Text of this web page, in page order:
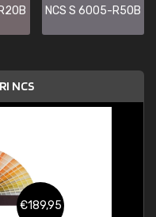
NCS S 6005-R50B
NCS
€189,95